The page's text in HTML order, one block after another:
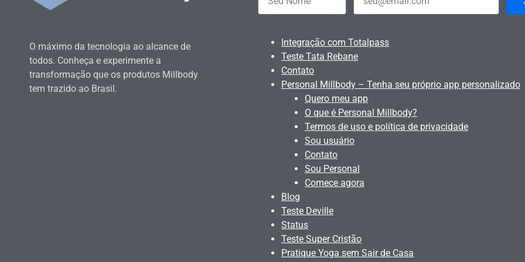
O máximo da tecnologia ao alcance de
todos. Conheça e experimente a
transformação que os produtos Millbody
tem trazido ao Brasil.
Integração com Totalpass
Teste Tata Rebane
Contato
Personal Millbody – Tenha seu próprio app personalizado
Quero meu app
O que é Personal Millbody?
Termos de uso e política de privacidade
Sou usuário
Contato
Sou Personal
Comece agora
Blog
Teste Deville
Status
Teste Super Cristão
Pratique Yoga sem Sair de Casa